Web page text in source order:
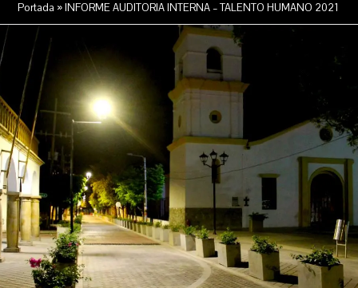
Portada »INFORME AUDITORIA INTERNA – TALENTO HUMANO 2021